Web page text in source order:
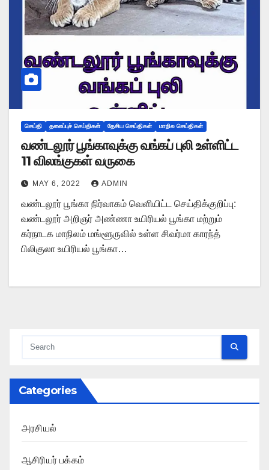
செய்தி தலைப்புச் செய்திகள் தேசிய செய்திகள் மாநில செய்திகள்
வண்டலூர் பூங்காவுக்கு வங்கப் புலி உள்ளிட்ட
11 விலங்குகள் வருகை
MAY 6, 2022 ADMIN
வண்டலூர் பூங்கா நிர்வாகம் வெளியிட்ட செய்திக்குறிப்பு:
வண்டலூர் அறிஞர் அண்ணா உயிரியல் பூங்கா மற்றும்
கர்நாடக மாநிலம் மங்ளூருவில் உள்ள சிவர்மா காரந்த்
பிலிகுலா உயிரியல் பூங்கா…
Categories
அரசியல்
ஆசிரியர் பக்கம்